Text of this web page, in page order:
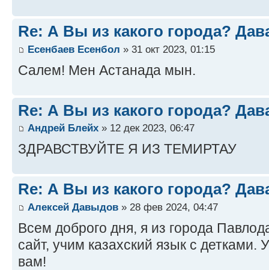
Re: А Вы из какого города?
Есенбаев Есенбол » 31 окт 2023, 01:15
Салем! Мен Астанада мын.
Re: А Вы из какого города?
Андрей Блейх » 12 дек 2023, 06:47
ЗДРАВСТВУЙТЕ Я ИЗ ТЕМИРТАУ
Re: А Вы из какого города?
Алексей Давыдов » 28 фев 2024, 04:47
Всем доброго дня, я из города
сайт, учим казахский язык с детками.
вам!